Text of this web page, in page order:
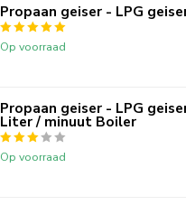
Propaan geiser - LPG
Op voorraad
Propaan geiser - LPG
Liter / minuut Boiler
Op voorraad